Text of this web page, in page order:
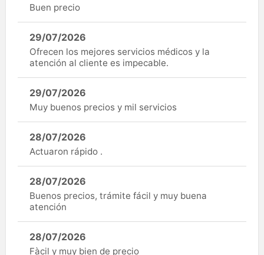
Buen precio
29/07/2026
Ofrecen los mejores servicios médicos y la
atención al cliente es impecable.
29/07/2026
Muy buenos precios y mil servicios
28/07/2026
Actuaron rápido .
28/07/2026
Buenos precios, trámite fácil y muy buena
atención
28/07/2026
Fàcil y muy bien de precio